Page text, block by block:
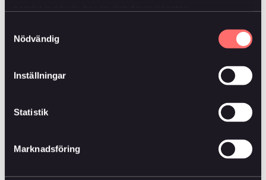
Nödvändig
Inställningar
Statistik
Marknadsföring
månadsvis.
SEB är vår administratör och rådgivare. De hanterar
praktiska frågor kring fondinvesteringar och bidrar
investerar främst i fonder som har genomgått SEB:s
hållbarhetsgranskning. Det innebär att de exkluderar
hållbarhetskriterier.
Utöver screeningen erbjuder SEB ett analysverktyg